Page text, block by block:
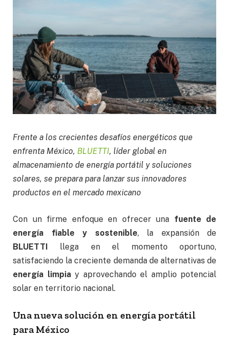
Frente a los crecientes desafíos energéticos que
enfrenta México, BLUETTI, líder global en
almacenamiento de energía portátil y soluciones
solares, se prepara para lanzar sus innovadores
productos en el mercado mexicano
Con un firme enfoque en ofrecer una fuente de
energía fiable y sostenible, la expansión de
BLUETTI llega en el momento oportuno,
satisfaciendo la creciente demanda de alternativas de
energía limpiay aprovechando el amplio potencial
solar en territorio nacional.
Una nueva solución en energía portátil
para México